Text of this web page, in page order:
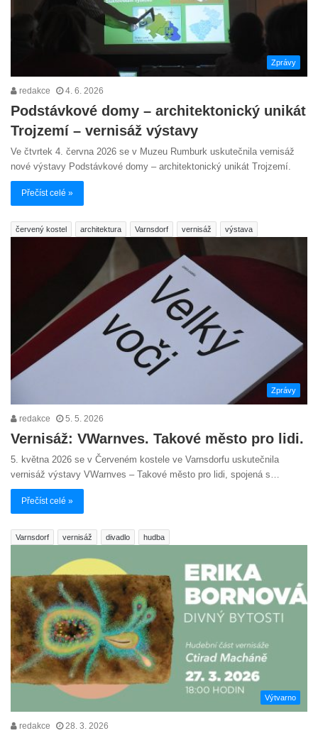
Zprávy
redakce 4. 6. 2026
Podstávkové domy – architektonický unikát
Trojzemí – vernisáž výstavy
Ve čtvrtek 4. června 2026 se v Muzeu Rumburk uskutečnila vernisáž
nové výstavy Podstávkové domy – architektonický unikát Trojzemí.
Přečíst celé »
červený kostel architektura Varnsdorf vernisáž výstava
Zprávy
redakce 5. 5. 2026
Vernisáž: VWarnves. Takové město pro lidi.
5. května 2026 se v Červeném kostele ve Varnsdorfu uskutečnila
vernisáž výstavy VWarnves – Takové město pro lidi, spojená s…
Přečíst celé »
Varnsdorf vernisáž divadlo hudba
Výtvarno
redakce 28. 3. 2026